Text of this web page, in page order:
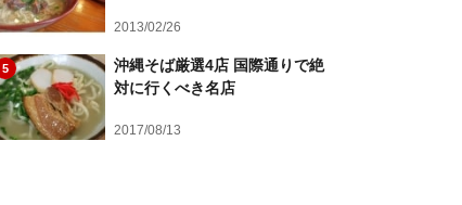
2013/02/26
5
沖縄そば厳選4店 国際通りで絶
対に行くべき名店
2017/08/13